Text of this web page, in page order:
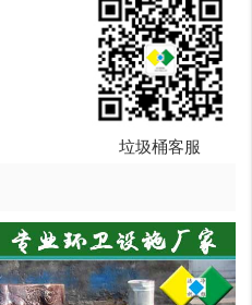
垃圾桶客服